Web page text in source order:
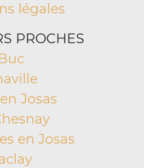
légales
PROCHES
Josas
en Josas